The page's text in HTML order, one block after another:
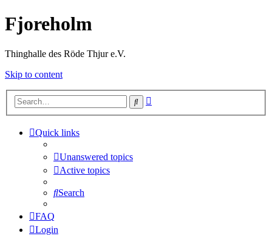
Fjoreholm
Thinghalle des Röde Thjur e.V.
Skip to content
Search
Quick links
Unanswered topics
Active topics
Search
FAQ
Login